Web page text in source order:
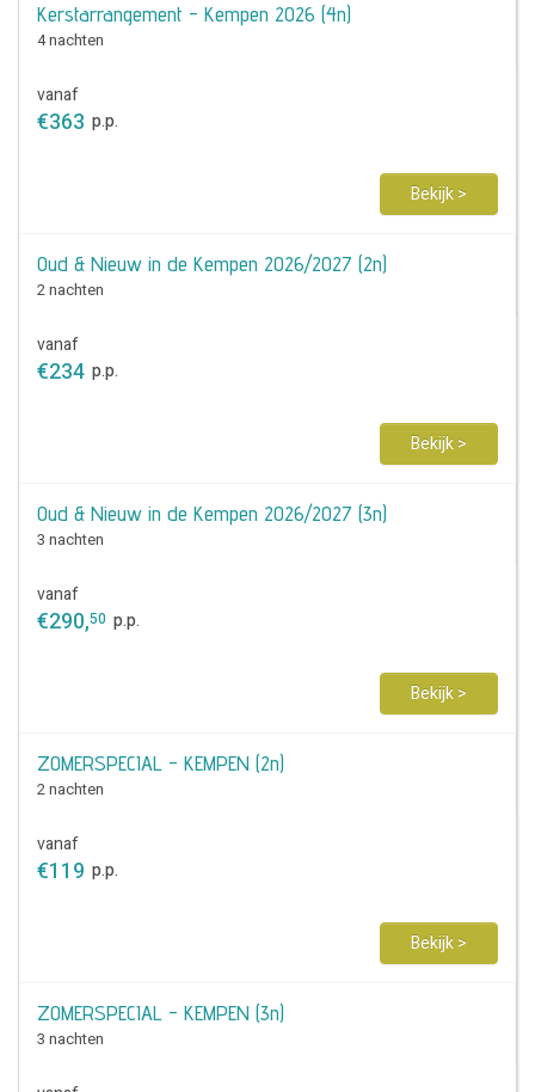
Kerstarrangement - Kempen 2026 (4n)
4 nachten
vanaf
€363 p.p.
Bekijk >
Oud & Nieuw in de Kempen 2026/2027 (2n)
2 nachten
vanaf
€234 p.p.
Bekijk >
Oud & Nieuw in de Kempen 2026/2027 (3n)
3 nachten
vanaf
€290,50 p.p.
Bekijk >
ZOMERSPECIAL - KEMPEN (2n)
2 nachten
vanaf
€119 p.p.
Bekijk >
ZOMERSPECIAL - KEMPEN (3n)
3 nachten